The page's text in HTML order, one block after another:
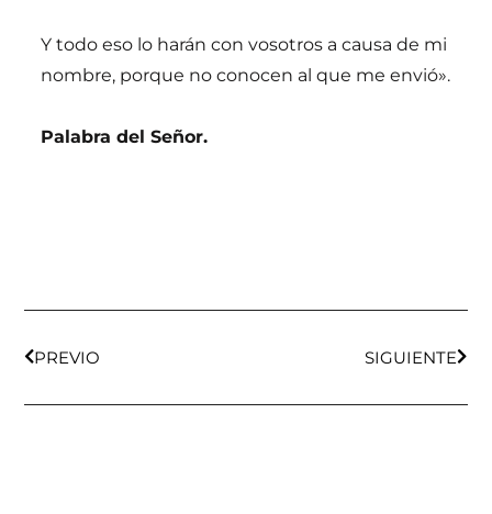
Y todo eso lo harán con vosotros a causa de mi
nombre, porque no conocen al que me envió».
Palabra del Señor.
PREVIO SIGUIENTE